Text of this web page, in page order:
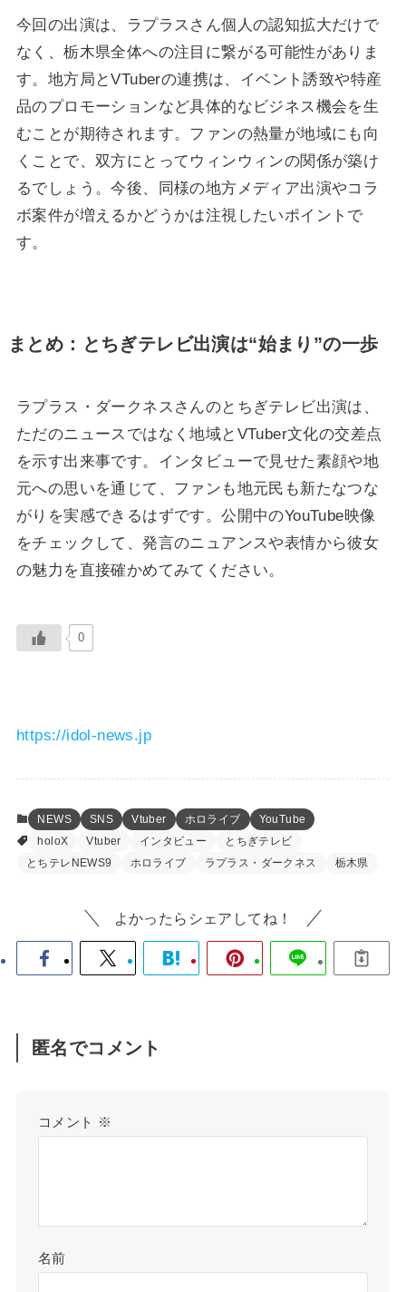
今回の出演は、ラプラスさん個人の認知拡大だけで
なく、栃木県全体への注目に繋がる可能性がありま
す。地方局とVTuberの連携は、イベント誘致や特産
品のプロモーションなど具体的なビジネス機会を生
むことが期待されます。ファンの熱量が地域にも向
くことで、双方にとってウィンウィンの関係が築け
るでしょう。今後、同様の地方メディア出演やコラ
ボ案件が増えるかどうかは注視したいポイントで
す。
まとめ：とちぎテレビ出演は“始まり”の一歩
ラプラス・ダークネスさんのとちぎテレビ出演は、
ただのニュースではなく地域とVTuber文化の交差点
を示す出来事です。インタビューで見せた素顔や地
元への思いを通じて、ファンも地元民も新たなつな
がりを実感できるはずです。公開中のYouTube映像
をチェックして、発言のニュアンスや表情から彼女
の魅力を直接確かめてみてください。
0
https://idol-news.jp
NEWS SNS Vtuber ホロライブ
YouTube
holoX
Vtuber インタビュー
とちぎテレビ
とちテレNEWS9
ホロライブ ラプラス・ダークネス 栃木県
よかったらシェアしてね！
匿名でコメント
コメント ※
名前